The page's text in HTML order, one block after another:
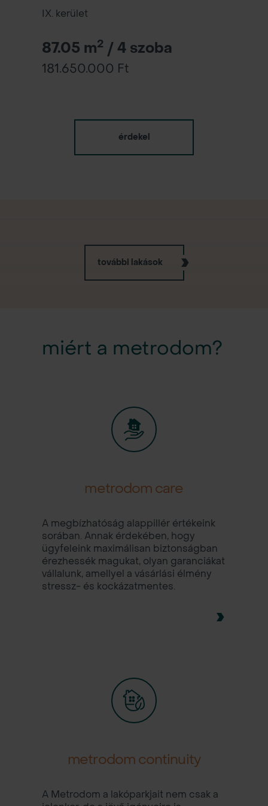
IX. kerület
87.05 m2 / 4 szoba
181.650.000 Ft
érdekel
további lakások
miért a metrodom?
metrodom care
A megbízhatóság alappillér értékeink
sorában. Annak érdekében, hogy
ügyfeleink maximálisan biztonságban
érezhessék magukat, olyan garanciákat
vállalunk, amellyel a vásárlási élmény
stressz- és kockázatmentes.
metrodom continuity
A Metrodom a lakóparkjait nem csak a